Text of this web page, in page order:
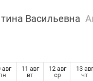
Васильевна
авг
11 авг
вт
12 авг
ср
13 авг
чт